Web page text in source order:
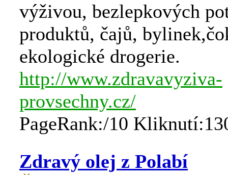
výživou, bezlepkových
produktů, čajů,
ekologické drogerie.
http://www.zdravavyziva-
provsechny.cz/
PageRank:/10
Zdravý olej z Polabí